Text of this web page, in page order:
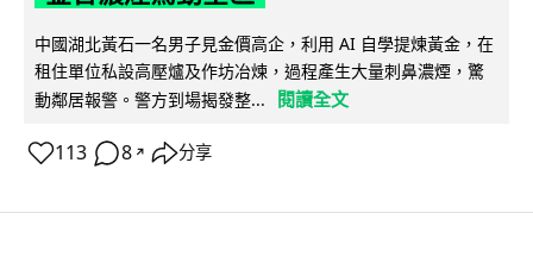
中國湖北黃石一名男子見金價高企，利用 AI 自學提煉黃金，在
租住單位私設高壓爐及作坊冶煉，過程產生大量刺鼻濃煙，驚
動鄰居報警。警方到場揭發整...
閱讀全文
113 8 ↗ 分享